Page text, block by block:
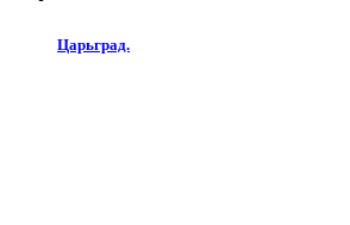
Царьград.